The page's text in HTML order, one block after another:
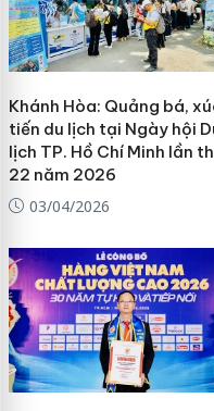
Khánh Hòa: Quảng bá,
tiến du lịch tại Ngày hội
lịch TP. Hồ Chí Minh lần
22 năm 2026
03/04/2026